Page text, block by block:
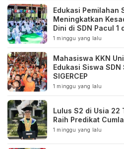
Edukasi Pemilahan
Meningkatkan
Dini di SDN Pacul 1
1 minggu yang lalu
Mahasiswa KKN
Edukasi Siswa
SIGERCEP
1 minggu yang lalu
Lulus S2 di Usia 22
Raih Predikat
1 minggu yang lalu